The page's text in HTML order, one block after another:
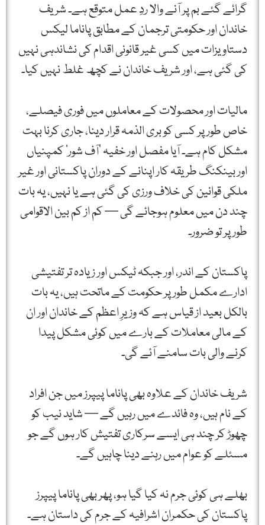
گرائے گئے بم پر آنے والا ردِ عمل متوقع ہے۔ شریف
خاندان اور حکومتی ترجمان کے مطابق پاناما لیکس
دستاویزات میں کسی غیر قانونی اقدام کی نشاندہی نہیں
کی گئی ہے، اور شریف خاندان نے کچھ غلط نہیں کیا۔
مالیات اور محصولات کے معاملوں میں فوری فیصلے،
خاص طور پر کسی کو بری الذمہ قرار دینا، جاری کرنا بہت
مشکل کام ہے۔ آیا مفصل اور خفیہ ‘آف شور’ کمپنیاں
اور بینکنگ طریقہ کار اپنانے کے دوران پاکستانی اور غیر
ملکی قوانین کی خلاف ورزی کی گئی ہے یا نہیں، یہ بات
چند دن میں معلوم ہوجائے گی — کم از کم بین الاقوامی
طور پر تو ضرور۔
پاکستان کے اندر، اور جبکہ ٹیکس اور زیادہ تر تفتیشی
ادارے مکمل طور پر حکومت کے ماتحت ہیں، یہ بات
بالکل بعید از قیاس ہے کہ وزیرِ اعظم کے خاندان اور ان
کے مالی معاملات کے بارے میں کوئی مشکل پیدا
کرنے والی بات سامنے آئے گی۔
شریف خاندان کے علاوہ بھی پاناما پیپرز میں جن افراد
کے نام ہیں، وہ فائدے میں رہیں گے — شاید نیب کو
چھوڑ کر چند ہی ایسے سرکاری تفتیش کار ہوں گے جو
مسئلے کو عوام میں رہنے دینا چاہیں گے۔
بھلے ہی کوئی جرم نہ کیا گیا ہو، پھر بھی پاناما پیپرز
پاکستان کی حکمران اشرافیہ کے جرم کی داستان ہے۔